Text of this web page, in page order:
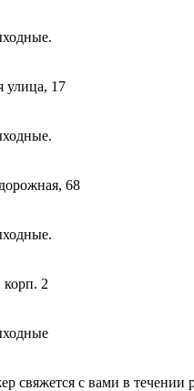
улица, 17
68
корп. 2
свяжется с вами в течении